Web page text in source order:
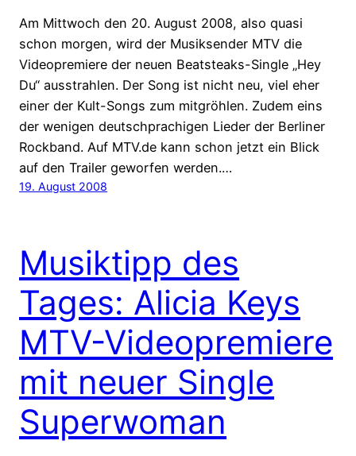
Am Mittwoch den 20. August 2008, also quasi
schon morgen, wird der Musiksender MTV die
Videopremiere der neuen Beatsteaks-Single „Hey
Du“ ausstrahlen. Der Song ist nicht neu, viel eher
einer der Kult-Songs zum mitgröhlen. Zudem eins
der wenigen deutschprachigen Lieder der Berliner
Rockband. Auf MTV.de kann schon jetzt ein Blick
auf den Trailer geworfen werden.…
19. August 2008
Musiktipp des
Tages: Alicia Keys
MTV-Videopremiere
mit neuer Single
Superwoman